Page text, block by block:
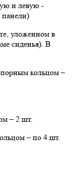
и левую -
уложенном в
сиденья). В
кольцом –
– 2 шт.
– по 4 шт.